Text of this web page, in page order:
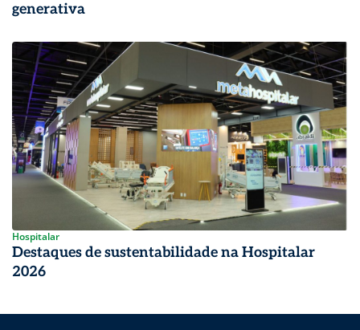
generativa
Hospitalar
Destaques de sustentabilidade na Hospitalar
2026